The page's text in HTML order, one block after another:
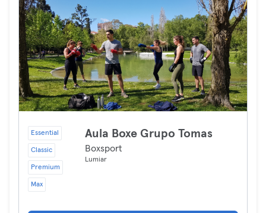
Essential
Classic
Premium
Max
Aula Boxe Grupo Tomas
Boxsport
Lumiar